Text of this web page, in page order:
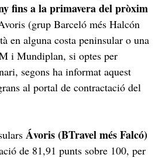
fins a la primavera del pròxim
(grup Barceló més Halcón
en alguna costa peninsular o una
i Mundiplan, si optes per
segons ha informat aquest
al portal de contractació del
Ávoris (BTravel més Falcó)
de 81,91 punts sobre 100, per